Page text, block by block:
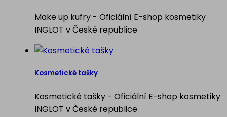
Make up kufry - Oficiální E-shop kosmetiky
INGLOT v České republice
Kosmetické tašky
Kosmetické tašky - Oficiální E-shop kosmetiky
INGLOT v České republice